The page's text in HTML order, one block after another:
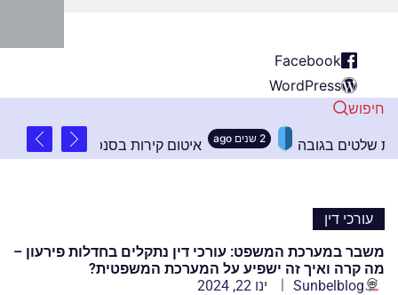
Facebook
WordPress
חיפוש
עקרונות חשובים בהתקנת שלטים בגובה 2 שנים ago איטום
עורכי דין
משבר במערכת המשפט: עורכי דין נתקלים בחדלות פירעון –
מה קרה ואיך זה ישפיע על המערכת המשפטית?
Sunbelblog
ינו 22, 2024